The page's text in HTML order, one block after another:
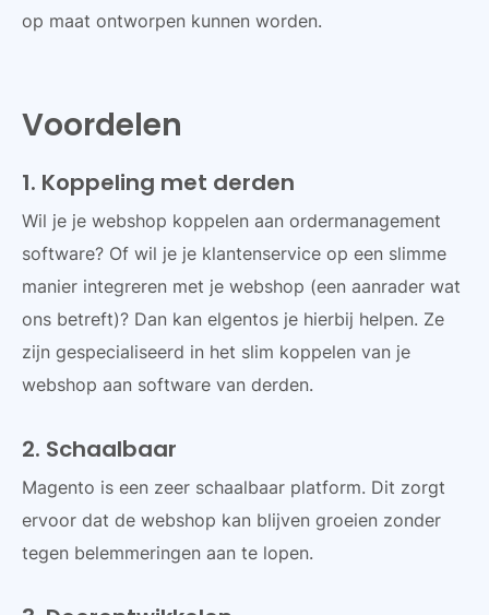
op maat ontworpen kunnen worden.
Voordelen
1. Koppeling met derden
Wil je je webshop koppelen aan ordermanagement
software? Of wil je je klantenservice op een slimme
manier integreren met je webshop (een aanrader wat
ons betreft)? Dan kan elgentos je hierbij helpen. Ze
zijn gespecialiseerd in het slim koppelen van je
webshop aan software van derden.
2. Schaalbaar
Magento is een zeer schaalbaar platform. Dit zorgt
ervoor dat de webshop kan blijven groeien zonder
tegen belemmeringen aan te lopen.